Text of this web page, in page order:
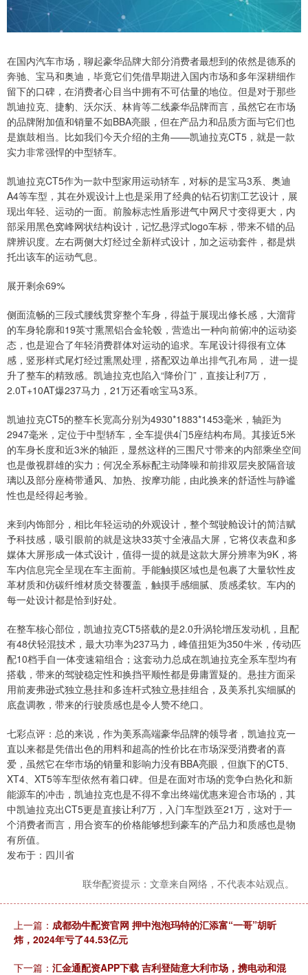
在国内汽车市场，聊起豪华品牌大部分消费者最想到的依然是德系的
奔驰、宝马和奥迪，毕竟它们凭借早期进入国内市场和多年深耕细作
留下的口碑，在消费者心目当中拥有不可估量的地位。但是对于那些
凯迪拉克、捷豹、沃尔沃、林肯等二线豪华品牌而言，虽然它在市场
的品牌附加值和销量不如BBA亮眼，但在产品力和品质方面与它们也
是旗鼓相当。比如我们今天介绍的主角——凯迪拉克CT5，就是一款
实力非常强悍的中型轿车。
凯迪拉克CT5作为一款中型家用运动轿车，对标的是宝马3系、奥迪
A4等车型，其在外观设计上也是采用了经典的钻石切割工艺设计，展
现出年轻、运动的一面。前脸标志性盾形进气中网尺寸变得更大，内
部采用黑色窝峰网状结构设计，记忆悬浮式logo车标，带来不错的品
牌辨识度。左右两侧大灯经过全新样式设计，加之运动套件，都是烘
托出该车的运动气息。
展开剩余69%
侧面流畅的三段式腰线贯穿整个车身，得益于展现出修长感，大溜背
的车身轮廓和19英寸熏黑铝合金轮毂，营造出一种向前俯冲的运动姿
态，也是迎合了年轻消费群体对运动的追求。车尾设计得很有立体
感，竖形样式尾灯经过熏黑处理，搭配双边单出排气孔布局， 进一提
升了整车的精致感。凯迪拉克也陷入“降价门”，直接让利7万，
2.0T+10AT爆237马力，21万还看啥宝马3系。
凯迪拉克CT5的整车长宽高分别为4930*1883*1453毫米，轴距为
2947毫米，定位于中型轿车，全车提供4门5座结构布局。其接近5米
的车身长度和近3米的轴距，显然这样的三围尺寸带来的内部乘坐空间
也是傲视群雄的实力；何况全系标配主动降噪和前排双层夹胶隔音玻
璃以及部分座椅带通风、加热、按摩功能，由此换来的舒适性与静谧
性也是经得起考验。
来到内饰部分，相比年轻运动的外观设计，整个驾驶舱设计的简洁赋
予科技感，吸引眼前的就是这块33英寸全液晶大屏，它将仪表盘和多
媒体大屏形成一体式设计，值得一提的就是这款大屏分辨率为9K，将
车内信息完全呈现在车主面前。手能触摸区域也是包裹了大量软性皮
革材质和仿碳纤维材质交替覆盖，触摸手感细腻、质感柔软。车内的
每一处设计都是恰到好处。
在整车核心部位，凯迪拉克CT5搭载的是2.0升涡轮增压发动机，且配
有48伏轻混技术，最大功率为237马力，峰值扭矩为350牛米，传动匹
配10档手自一体变速箱组合；这套动力总成在凯迪拉克全系车型均有
搭载，带来的驾驶稳定性和换挡平顺性都是毋庸置疑的。悬挂方面采
用前麦弗逊式独立悬挂和多连杆式独立悬挂组合，及美系扎实细腻的
底盘调教，带来的行驶质感也是令人赞不绝口。
七彩点评：总的来说，作为美系高端豪华品牌的领导者，凯迪拉克一
直以来都是凭借出色的用料和超高的性价比在市场深受消费者的喜
爱，虽然它在华市场的销量和影响力没有BBA亮眼，但旗下的CT5、
XT4、XT5等车型依然有着口碑。但是在面对市场的竞争白热化和新
能源车的冲击，凯迪拉克也是不得不拿出终端优惠来迎合市场的，其
中凯迪拉克出CT5更是直接让利7万，入门车型跌至21万，这对于一
个消费者而言，用合资车的价格能够想到豪车的产品力和质感也是物
有所值。
发布于：四川省
联华配资提示：文章来自网络，不代表本站观点。
上一篇： 成都劲牛配资官网 押中泡泡玛特的汇添富“一哥”胡昕
炜，2024年亏了44.53亿元
下一篇： 汇金通配资APP下载 吉利登陆意大利市场，携电动和混